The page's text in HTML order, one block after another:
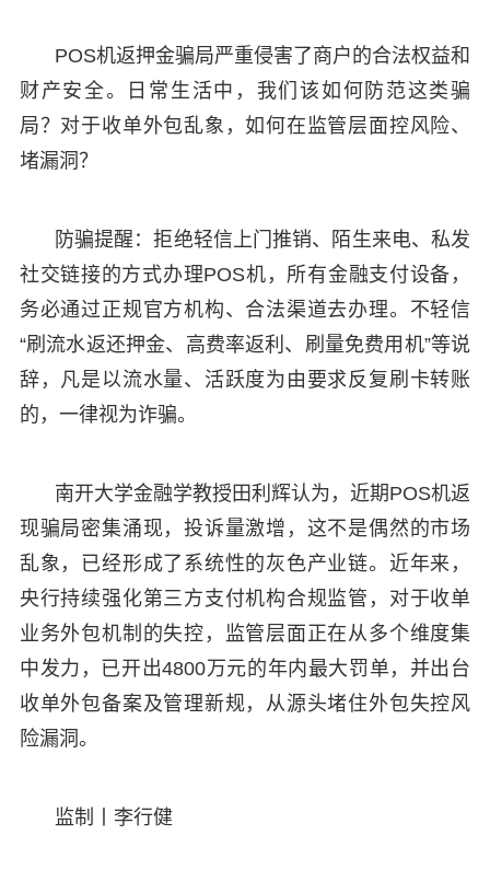
POS机返押金骗局严重侵害了商户的合法权益和
财产安全。日常生活中，我们该如何防范这类骗
局？对于收单外包乱象，如何在监管层面控风险、
堵漏洞？
防骗提醒：拒绝轻信上门推销、陌生来电、私发
社交链接的方式办理POS机，所有金融支付设备，
务必通过正规官方机构、合法渠道去办理。不轻信
“刷流水返还押金、高费率返利、刷量免费用机”等说
辞，凡是以流水量、活跃度为由要求反复刷卡转账
的，一律视为诈骗。
南开大学金融学教授田利辉认为，近期POS机返
现骗局密集涌现，投诉量激增，这不是偶然的市场
乱象，已经形成了系统性的灰色产业链。近年来，
央行持续强化第三方支付机构合规监管，对于收单
业务外包机制的失控，监管层面正在从多个维度集
中发力，已开出4800万元的年内最大罚单，并出台
收单外包备案及管理新规，从源头堵住外包失控风
险漏洞。
监制丨李行健